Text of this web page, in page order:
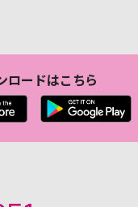
ロードはこちら